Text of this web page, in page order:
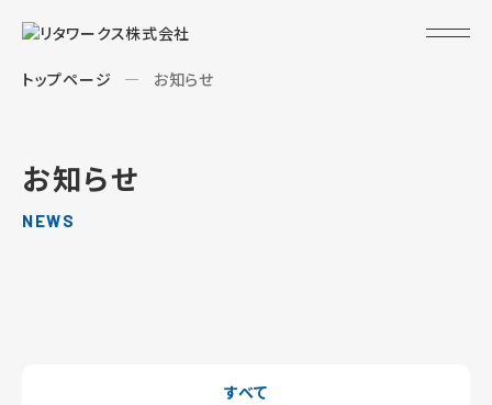
トップページ お知らせ
お知らせ
NEWS
すべて